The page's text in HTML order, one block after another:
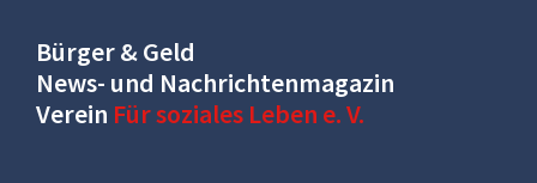
Bürger & Geld
News- und Nachrichtenmagazin
Verein Für soziales Leben e. V.